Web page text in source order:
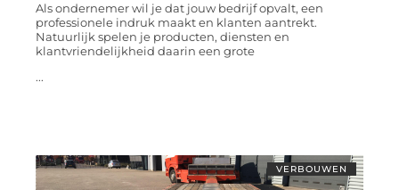
Als ondernemer wil je dat jouw bedrijf opvalt, een
professionele indruk maakt en klanten aantrekt.
Natuurlijk spelen je producten, diensten en
klantvriendelijkheid daarin een grote
...
VERBOUWEN